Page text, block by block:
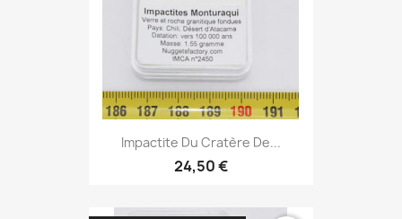
Impactite Du Cratère De...
24,50 €